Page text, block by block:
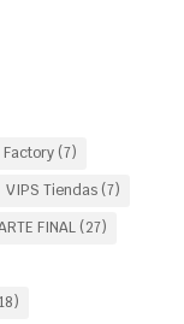
(7)
VIPS Tiendas(7)
FINAL(27)